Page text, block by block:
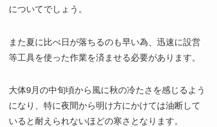
についてでしょう。
また夏に比べ日が落ちるのも早い為、迅速に設営
等工具を使った作業を済ませる必要があります。
大体9月の中旬頃から風に秋の冷たさを感じるよう
になり、特に夜間から明け方にかけては油断して
いると耐えられないほどの寒さとなります。